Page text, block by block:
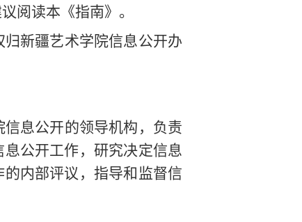
阅读本《指南》。
归新疆艺术学院信息公开办
息公开的领导机构，负责
公开工作，研究决定信息
内部评议，指导和监督信